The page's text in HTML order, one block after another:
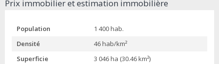
Prix immobilier et estimation immobilière
Population
1 400 hab.
Densité
46 hab/km²
Superficie
3 046 ha (30.46 km²)